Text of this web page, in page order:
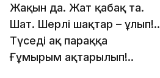
Жақын да. Жат қабақ та.
Шат. Шерлі шақтар – ұлып!..
Түседі ақ параққа
Ғұмырым ақтарылып!..